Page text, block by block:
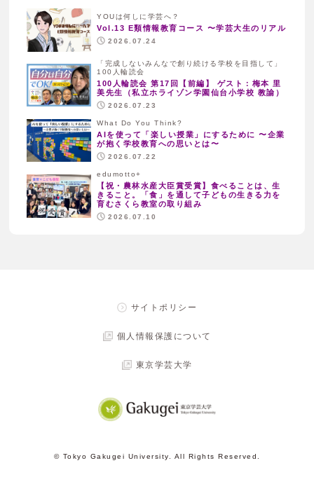
YOUは何しに学芸へ？
Vol.13 E類情報教育コース 〜学芸大生のリアル
2026.07.24
「完成しないみんなで創り続ける学校を目指して」
100人輪読会
100人輪読会 第17回【前編】 ゲスト：梅本 里
美先生（私立ホライゾン学園仙台小学校 教諭）
2026.07.23
What Do You Think?
AIを使って「楽しい授業」にするために 〜企業
が抱く学校教育への思いとは〜
2026.07.22
edumotto+
【祝・農林水産大臣賞受賞】食べることは、生
きること。「食」を通して子どもの生きる力を
育むさくら教室の取り組み
2026.07.10
サイトポリシー
個人情報保護について
東京学芸大学
© Tokyo Gakugei University. All Rights Reserved.